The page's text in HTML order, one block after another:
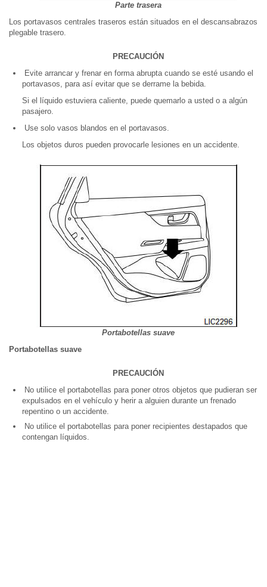
Parte trasera
Los portavasos centrales traseros están situados en el descansabrazos
plegable trasero.
PRECAUCIÓN
Evite arrancar y frenar en forma abrupta cuando se esté usando el
portavasos, para así evitar que se derrame la bebida.
Si el líquido estuviera caliente, puede quemarlo a usted o a algún
pasajero.
Use solo vasos blandos en el portavasos.
Los objetos duros pueden provocarle lesiones en un accidente.
Portabotellas suave
Portabotellas suave
PRECAUCIÓN
No utilice el portabotellas para poner otros objetos que pudieran ser
expulsados en el vehículo y herir a alguien durante un frenado
repentino o un accidente.
No utilice el portabotellas para poner recipientes destapados que
contengan líquidos.